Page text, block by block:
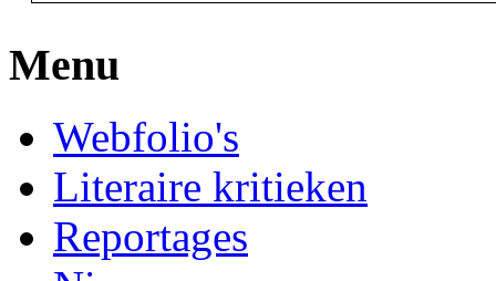
Menu
Webfolio's
Literaire kritieken
Reportages